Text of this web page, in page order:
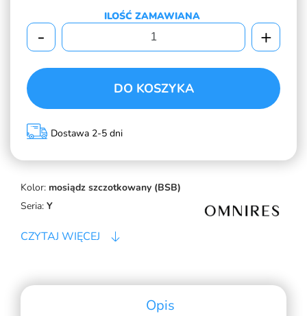
Kolor: mosiądz szczotkowany (BSB)
Seria: Y
CZYTAJ WIĘCEJ
ILOŚĆ ZAMAWIANA
- +
DO KOSZYKA
Dostawa 2-5 dni
Opis